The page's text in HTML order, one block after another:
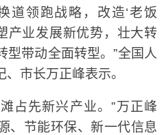
领跑战略，改造‘老饭
产业发展新优势，壮大转
型带动全面转型。”全国人
市长万正峰表示。
占先新兴产业。”万正峰
、节能环保、新一代信息